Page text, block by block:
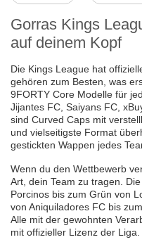
Gorras Kings
auf deinem Kopf
Die Kings League hat
gehören zum Besten, was
9FORTY Core Modelle für
Jijantes FC, Saiyans FC,
sind Curved Caps mit
und vielseitigste Format
gestickten Wappen jedes
Wenn du den Wettbewerb
Art, dein Team zu tragen.
Porcinos bis zum Grün von
von Aniquiladores FC bis
Alle mit der gewohnten
mit offizieller Lizenz der Liga.